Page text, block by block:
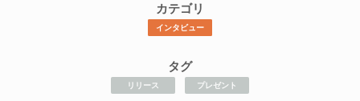
カテゴリ
インタビュー
タグ
リリース プレゼント